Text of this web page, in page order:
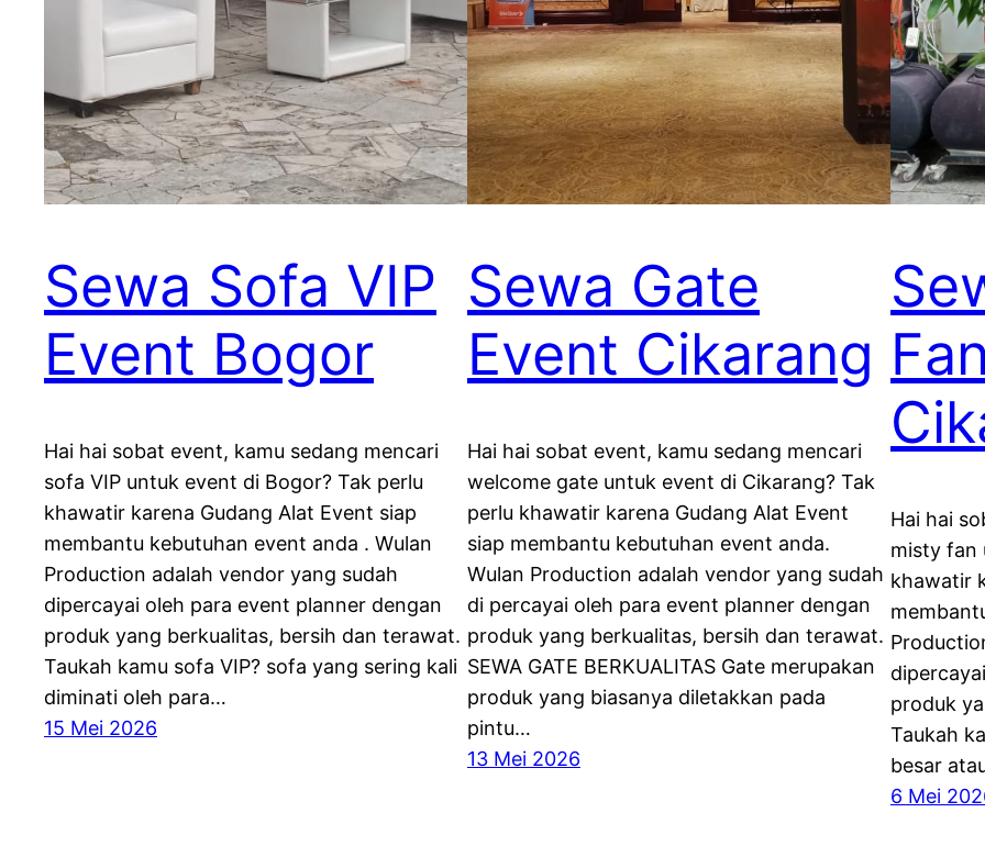
Sewa Sofa VIP
Event Bogor
Hai hai sobat event, kamu sedang mencari
sofa VIP untuk event di Bogor? Tak perlu
khawatir karena Gudang Alat Event siap
membantu kebutuhan event anda . Wulan
Production adalah vendor yang sudah
dipercayai oleh para event planner dengan
produk yang berkualitas, bersih dan terawat.
Taukah kamu sofa VIP? sofa yang sering kali
diminati oleh para…
15 Mei 2026
Sewa Gate
Event Cikarang
Hai hai sobat event, kamu sedang mencari
welcome gate untuk event di Cikarang? Tak
perlu khawatir karena Gudang Alat Event
siap membantu kebutuhan event anda.
Wulan Production adalah vendor yang sudah
di percayai oleh para event planner dengan
produk yang berkualitas, bersih dan terawat.
SEWA GATE BERKUALITAS Gate merupakan
produk yang biasanya diletakkan pada
pintu…
13 Mei 2026
Hai hai
misty fan
khawatir
produk
Taukah
besar
6 Mei